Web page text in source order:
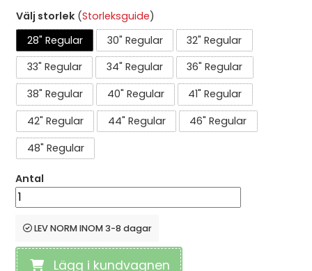
Välj storlek (Storleksguide)
28" Regular
30" Regular
32" Regular
33" Regular
34" Regular
36" Regular
38" Regular
40" Regular
41" Regular
42" Regular
44" Regular
46" Regular
48" Regular
Antal
LEV NORM INOM 3-8 dagar
Lägg i kundvagnen